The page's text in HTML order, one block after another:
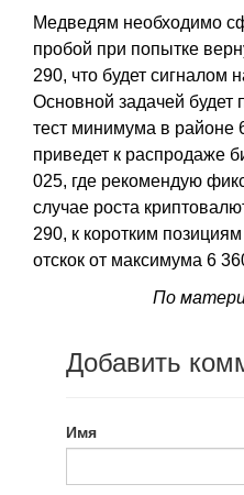
Медведям необходимо
пробой при попытке
290, что будет сигналом
Основной задачей будет
тест минимума в районе
приведет к распродаже
025, где рекомендую
случае роста
290, к коротким
отскок от максимума 6
По
Добавить
Имя